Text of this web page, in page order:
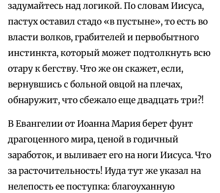
задумайтесь над логикой. По словам Иисуса,
пастух оставил стадо «в пустыне», то есть во
власти волков, грабителей и первобытного
инстинкта, который может подтолкнуть всю
отару к бегству. Что же он скажет, если,
вернувшись с больной овцой на плечах,
обнаружит, что сбежало еще двадцать три?!
В Евангелии от Иоанна Мария берет фунт
драгоценного мира, ценой в годичный
заработок, и выливает его на ноги Иисуса. Что
за расточительность! Иуда тут же указал на
нелепость ее поступка: благоуханную